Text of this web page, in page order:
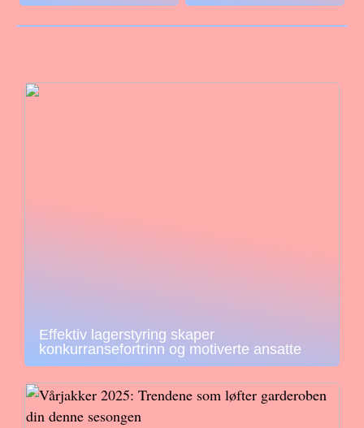
Effektiv lagerstyring skaper
konkurransefortrinn og motiverte ansatte